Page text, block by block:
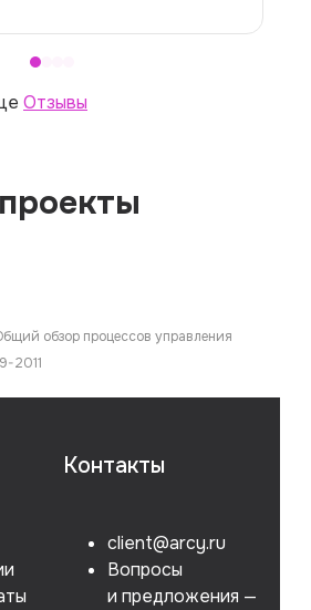
Отзывы
обзор процессов управления
2011
Контакты
client@arcy.ru
Вопросы
и предложения —